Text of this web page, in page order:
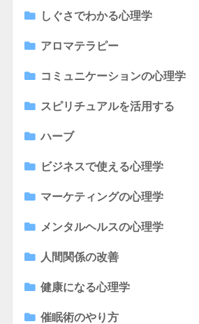
しぐさでわかる心理学
アロマテラピー
コミュニケーションの心理学
スピリチュアルを活用する
ハーブ
ビジネスで使える心理学
マーケティングの心理学
メンタルヘルスの心理学
人間関係の改善
健康になる心理学
催眠術のやり方